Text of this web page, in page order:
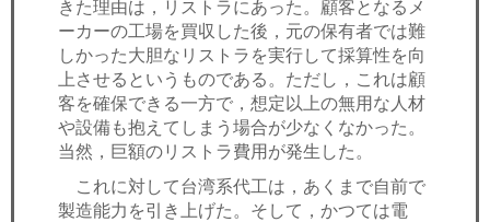
きた理由は，リストラにあった。顧客となるメ
ーカーの工場を買収した後，元の保有者では難
しかった大胆なリストラを実行して採算性を向
上させるというものである。ただし，これは顧
客を確保できる一方で，想定以上の無用な人材
や設備も抱えてしまう場合が少なくなかった。
当然，巨額のリストラ費用が発生した。
これに対して台湾系代工は，あくまで自前で
製造能力を引き上げた。そして，かつては電